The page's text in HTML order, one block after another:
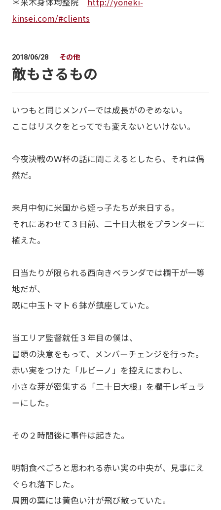
kinsei.com/#clients
2018/06/28 その他
敵もさるもの
いつもと同じメンバーでは成長がのぞめない。
ここはリスクをとってでも変えないといけない。
今夜決戦のＷ杯の話に聞こえるとしたら、それは偶
然だ。
来月中旬に米国から姪っ子たちが来日する。
それにあわせて３日前、二十日大根をプランターに
植えた。
日当たりが限られる西向きベランダでは欄干が一等
地だが、
既に中玉トマト６鉢が鎮座していた。
当エリア監督就任３年目の僕は、
冒頭の決意をもって、メンバーチェンジを行った。
赤い実をつけた「ルビーノ」を控えにまわし、
小さな芽が密集する「二十日大根」を欄干レギュラ
ーにした。
その２時間後に事件は起きた。
明朝食べごろと思われる赤い実の中央が、見事にえ
ぐられ落下した。
周囲の葉には黄色い汁が飛び散っていた。